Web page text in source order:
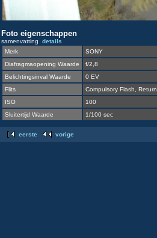
Foto eigenschappen
samenvatting details
Merk
SONY
Diafragmaopening Waarde
f/2,8
Belichtingsinval Waarde
0 EV
Flits
Compulsory Flash,
ISO
100
Sluitertijd Waarde
1/100 sec
eerste vorige